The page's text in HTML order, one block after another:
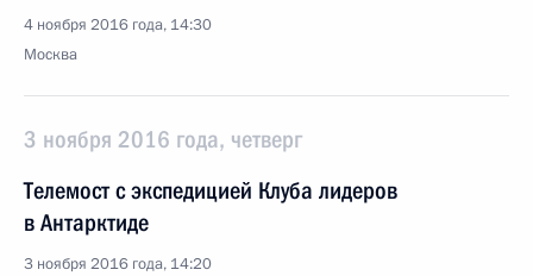
4 ноября 2016 года, 14:30
Москва
3 ноября 2016 года, четверг
Телемост с экспедицией Клуба лидеров
в Антарктиде
3 ноября 2016 года, 14:20